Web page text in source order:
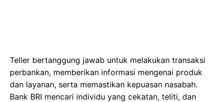
Teller bertanggung jawab untuk melakukan transaksi
perbankan, memberikan informasi mengenai produk
dan layanan, serta memastikan kepuasan nasabah.
Bank BRI mencari individu yang cekatan, teliti, dan